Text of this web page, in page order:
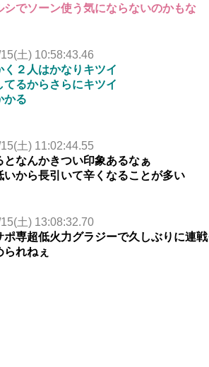
でソーン使う気にならないのかもな
土) 10:58:43.46
２人はかなりキツイ
るからさらにキツイ
かる
土) 11:02:44.55
なんかきつい印象あるなぁ
から長引いて辛くなることが多い
土) 13:08:32.70
専超低火力グラジーで久しぶりに連
れねぇ